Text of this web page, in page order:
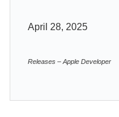
April 28, 2025
Releases – Apple Developer